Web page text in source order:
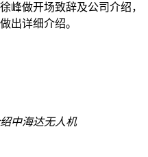
峰做开场致辞及公司介绍，
出详细介绍。
中海达无人机